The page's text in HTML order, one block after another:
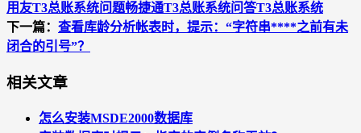
用友T3总账系统问题畅捷通T3总账系统问答T3总账系统
下一篇： 查看库龄分析帐表时，提示：“字符串****之前有未
闭合的引号”？
相关文章
怎么安装MSDE2000数据库